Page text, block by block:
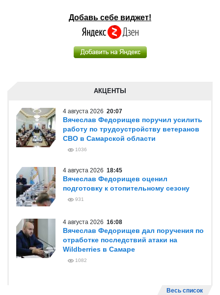
Добавь себе виджет!
АКЦЕНТЫ
4 августа 2026 20:07
Вячеслав Федорищев поручил усилить
работу по трудоустройству ветеранов
СВО в Самарской области
1036
4 августа 2026 18:45
Вячеслав Федорищев оценил
подготовку к отопительному сезону
931
4 августа 2026 16:08
Вячеслав Федорищев дал поручения по
отработке последствий атаки на
Wildberries в Самаре
1082
Весь список